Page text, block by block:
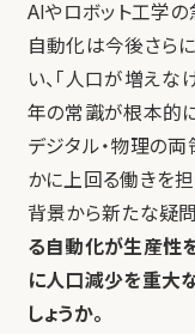
AIやロボット工学
自動化は今後さら
い、「人口が増え
年の常識が根本的
デジタル・物理の
かに上回る働きを
背景から新たな疑
る自動化が生産性
に人口減少を重大
しょうか。